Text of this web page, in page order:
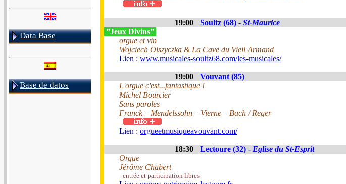
Data Base
Base de datos
19:00 Soultz (68) - St-Maurice
”Jeux Divins”
orgue et vin
Wojciech Olszyczka & La Cave du Vieil Armand
Lien : www.musicales-soultz68.com/les-musicales/
19:00
Vouvant (85)
L'orgue c'est...fantastique !
Michel Bourcier
Sans paroles
Franck – Mendelssohn – Vierne – Bach / Reger
Lien : orgueetmusiqueavouvant.com/
18:30 Lectoure (32) - Eglise du St-Esprit
Orgue
Jérôme Chabert
- entrée et participation libres